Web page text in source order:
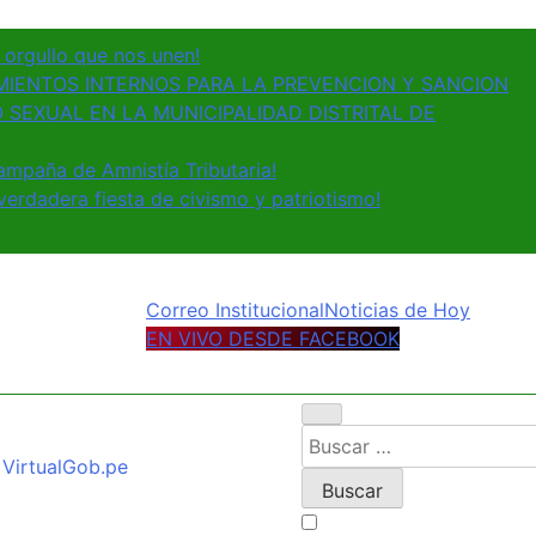
que nos unen!
INTERNOS PARA LA PREVENCION Y SANCION
SEXUAL EN LA MUNICIPALIDAD DISTRITAL DE
de Amnistía Tributaria!
fiesta de civismo y patriotismo!
Correo InstitucionalNoticias de Hoy
EN VIVO DESDE FACEBOOK
Gob.pe
Buscar: